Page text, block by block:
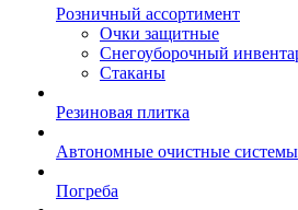
Розничный ассортимент
Очки защитные
Снегоуборочный
Стаканы
Резиновая плитка
Автономные очистные системы
Погреба